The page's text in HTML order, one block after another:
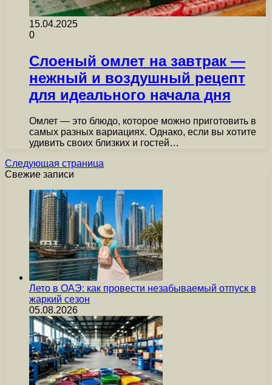
15.04.2025
0
Слоеный омлет на завтрак —
нежный и воздушный рецепт
для идеального начала дня
Омлет — это блюдо, которое можно приготовить в
самых разных вариациях. Однако, если вы хотите
удивить своих близких и гостей…
Следующая страница
Свежие записи
Лето в ОАЭ: как провести незабываемый отпуск в
жаркий сезон
05.08.2026